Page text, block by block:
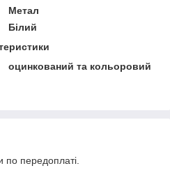
Метал
Білий
оцинкований та кольоровий
по передоплаті.